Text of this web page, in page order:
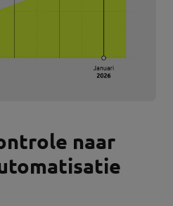
naar